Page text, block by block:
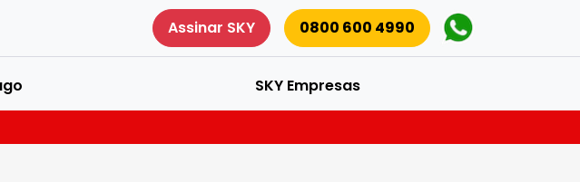
Assinar SKY 0800 600 4990
SKY Empresas